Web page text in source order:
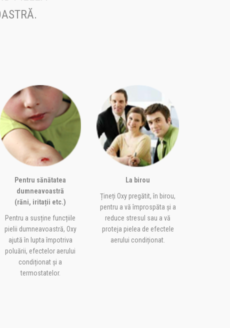
Pentru sănătatea
dumneavoastră
(răni, iritații etc.)
Pentru a susține funcțiile
pielii dumneavoastră, Oxy
ajută în lupta împotriva
poluării, efectelor aerului
condiționat și a
termostatelor.
La birou
Țineți Oxy pregătit, în birou,
pentru a vă împrospăta și a
reduce stresul sau a vă
proteja pielea de efectele
aerului condiționat.